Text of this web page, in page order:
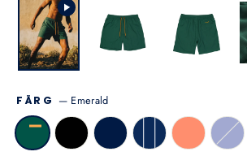
FÄRG — Emerald